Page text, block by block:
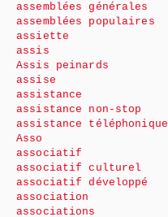
assemblées générales
assemblées populaires
assiette
assis
Assis peinards
assise
assistance
assistance non-stop
assistance téléphonique
Asso
associatif
associatif culturel
associatif développé
association
associations